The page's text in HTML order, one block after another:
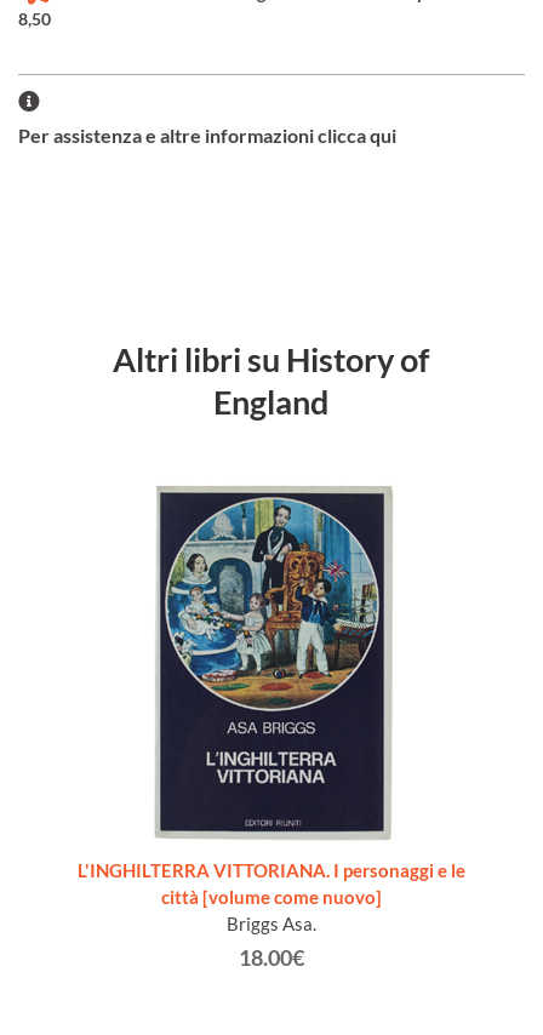
8,50
Per assistenza e altre informazioni clicca qui
Altri libri su History of
England
L'INGHILTERRA VITTORIANA. I personaggi e le
città [volume come nuovo]
Briggs Asa.
18.00€